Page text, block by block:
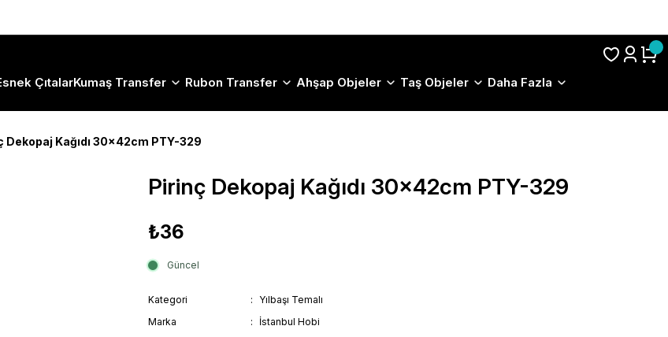
ÇıtalarKumaş Transfer Rubon Transfer Ahşap Objeler Taş Objeler Daha Fazla
Dekopaj Kağıdı 30x42cm PTY-329
Pirinç Dekopaj Kağıdı 30x42cm PTY-329
₺36
Güncel
Kategori
Yılbaşı Temalı
Marka
İstanbul Hobi